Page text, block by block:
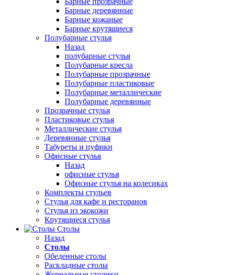
Барные деревянные
Барные кожаные
Барные крутящиеся
Полубарные стулья
Назад
полубарные стулья
Полубарные кресла
Полубарные прозрачные
Полубарные пластиковые
Полубарные металлические
Полубарные деревянные
Прозрачные стулья
Пластиковые стулья
Металлические стулья
Деревянные стулья
Табуреты и пуфики
Офисные стулья
Назад
офисные стулья
Офисные стулья на колесиках
Комплекты стульев
Стулья для кафе и ресторанов
Стулья из экокожи
Крутящиеся стулья
Столы
Назад
Столы
Обеденные столы
Раскладные столы